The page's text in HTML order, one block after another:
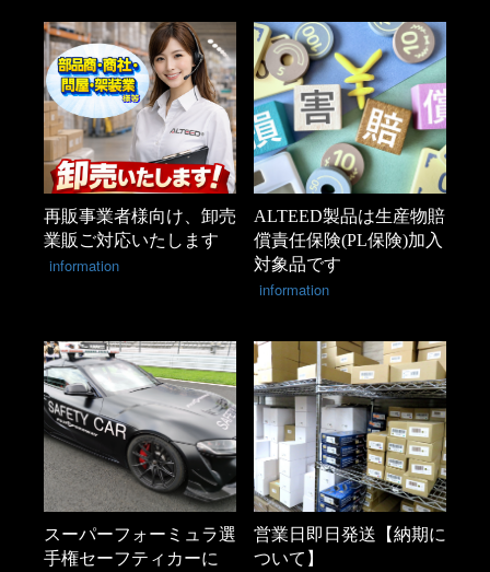
再販事業者様向け、卸売
業販ご対応いたします
information
ALTEED製品は生産物賠
償責任保険(PL保険)加入
対象品です
information
スーパーフォーミュラ選
手権セーフティカーに
営業日即日発送【納期に
ついて】